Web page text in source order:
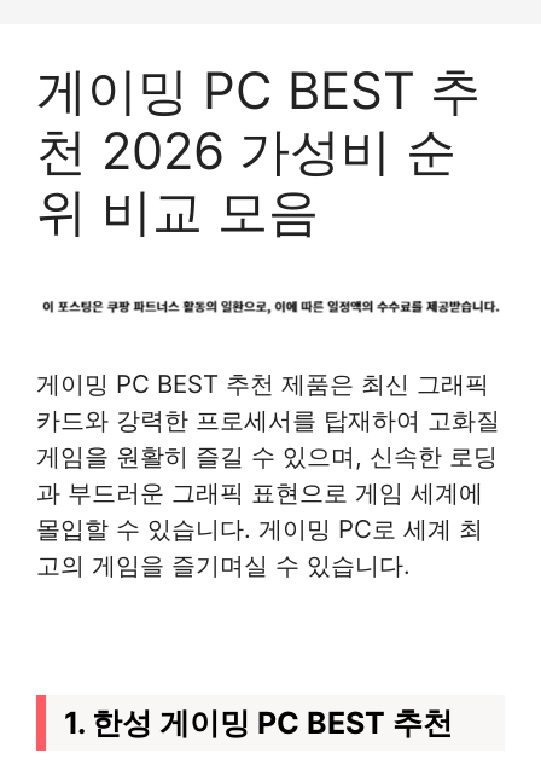
게이밍 PC BEST 추
천 2026 가성비 순
위 비교 모음
게이밍 PC BEST 추천 제품은 최신 그래픽
카드와 강력한 프로세서를 탑재하여 고화질
게임을 원활히 즐길 수 있으며, 신속한 로딩
과 부드러운 그래픽 표현으로 게임 세계에
몰입할 수 있습니다. 게이밍 PC로 세계 최
고의 게임을 즐기며실 수 있습니다.
1. 한성 게이밍 PC BEST 추천